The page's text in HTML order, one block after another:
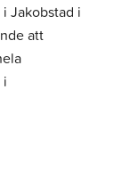
Jakobstad i
att
i